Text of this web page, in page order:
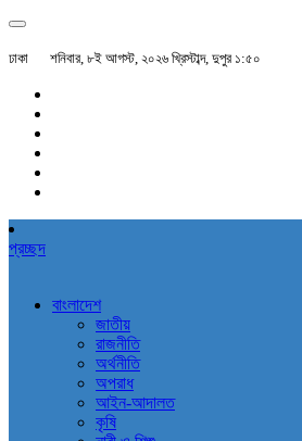
ঢাকা শনিবার, ৮ই আগস্ট, ২০২৬ খ্রিস্টাব্দ, দুপুর ১:৫০
প্রচ্ছদ
বাংলাদেশ
জাতীয়
রাজনীতি
অর্থনীতি
অপরাধ
আইন-আদালত
কৃষি